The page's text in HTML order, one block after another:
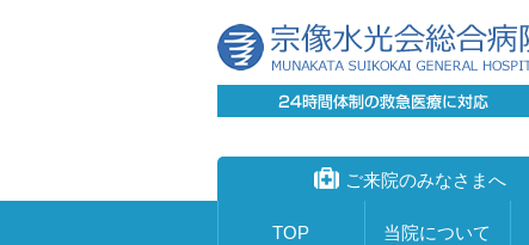
ご来院のみなさまへ
TOP 当院について